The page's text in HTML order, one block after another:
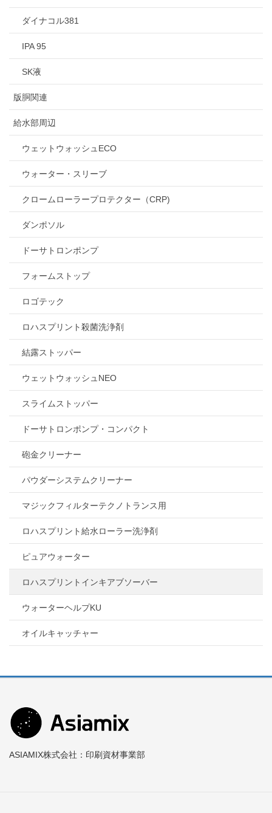
ダイナコル381
IPA 95
SK液
版胴関連
給水部周辺
ウェットウォッシュECO
ウォーター・スリーブ
クロームローラープロテクター（CRP)
ダンポソル
ドーサトロンポンプ
フォームストップ
ロゴテック
ロハスプリント殺菌洗浄剤
結露ストッパー
ウェットウォッシュNEO
スライムストッパー
ドーサトロンポンプ・コンパクト
砲金クリーナー
パウダーシステムクリーナー
マジックフィルターテクノトランス用
ロハスプリント給水ローラー洗浄剤
ピュアウォーター
ロハスプリントインキアブソーバー
ウォーターヘルプKU
オイルキャッチャー
ASIAMIX株式会社：印刷資材事業部